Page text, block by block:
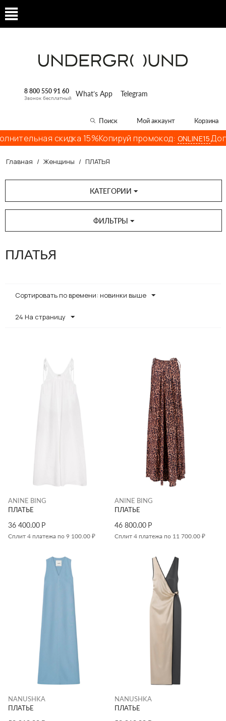
8 800 550 91 60
Звонок бесплатный What’s App Telegram
Поиск Мой аккаунт Корзина
скидка 15%Копируй промокод:ONLINE15
Главная / Женщины / ПЛАТЬЯ
КАТЕГОРИИ
ФИЛЬТРЫ
ПЛАТЬЯ
Сортировать по времени: новинки выше
24 На страницу
ANINE BING
ПЛАТЬЕ
36 400.00 Р
Сплит 4 платежа по 9 100.00 ₽
ANINE BING
ПЛАТЬЕ
46 800.00 Р
Сплит 4 платежа по 11 700.00 ₽
NANUSHKA
ПЛАТЬЕ
NANUSHKA
ПЛАТЬЕ